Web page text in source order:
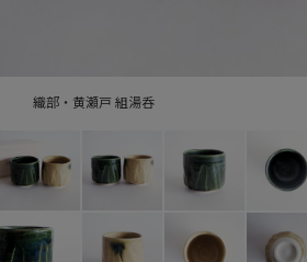
織部・黄瀬戸 組湯呑